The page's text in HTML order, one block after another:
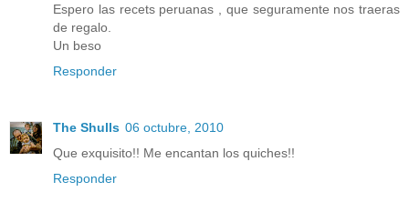
Espero las recets peruanas , que seguramente nos traeras
de regalo.
Un beso
Responder
The Shulls 06 octubre, 2010
Que exquisito!! Me encantan los quiches!!
Responder